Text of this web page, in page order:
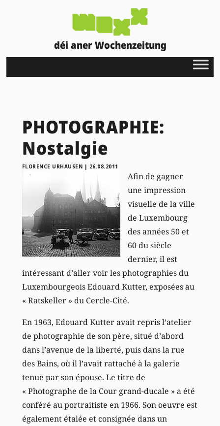
déi aner Wochenzeitung
PHOTOGRAPHIE:
Nostalgie
FLORENCE URHAUSEN | 26.08.2011
Afin de gagner
une impression
visuelle de la ville
de Luxembourg
des années 50 et
60 du siècle
dernier, il est
intéressant d’aller voir les photographies du
Luxembourgeois Edouard Kutter, exposées au
« Ratskeller » du Cercle-Cité.
En 1963, Edouard Kutter avait repris l’atelier
de photographie de son père, situé d’abord
dans l’avenue de la liberté, puis dans la rue
des Bains, où il l’avait rattaché à la galerie
tenue par son épouse. Le titre de
« Photographe de la Cour grand-ducale » a été
conféré au portraitiste en 1966. Son oeuvre est
également étalée et consignée dans un